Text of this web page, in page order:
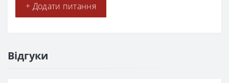
+ Додати питання
Відгуки